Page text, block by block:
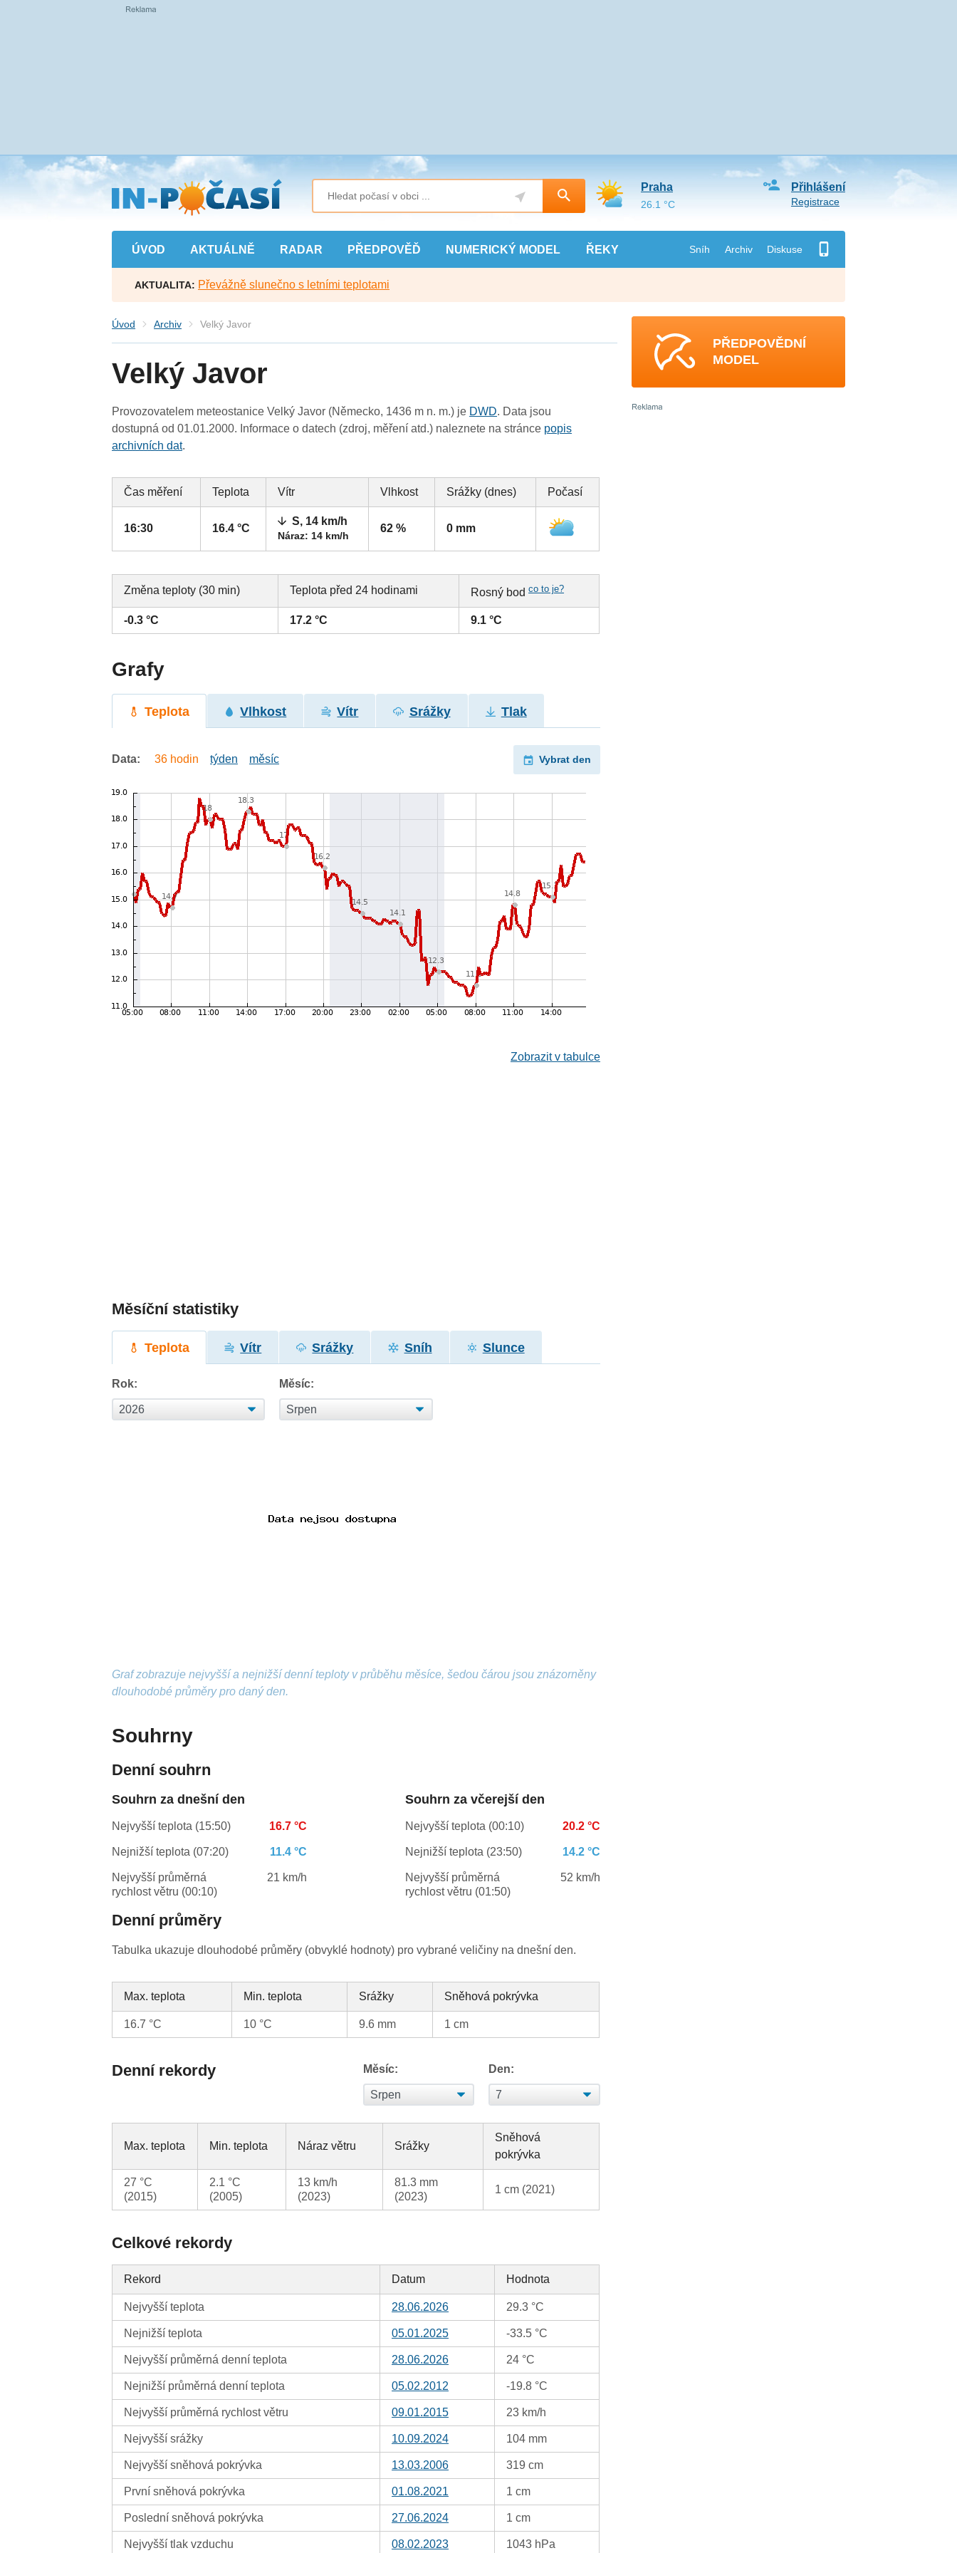
Přejít
na
hlavní
obsah
ÚVOD AKTUÁLNĚ RADAR PŘEDPOVĚĎ NUMERICKÝ MODEL ŘEKY Sníh Archiv Diskuse
Přihlášení
Registrace
Praha
26.1 °C
AKTUALITA: Převážně slunečno s letními teplotami
Úvod Archiv Velký Javor
Velký Javor
Provozovatelem meteostanice Velký Javor (Německo, 1436 m n. m.) je DWD. Data jsou
dostupná od 01.01.2000. Informace o datech (zdroj, měření atd.) naleznete na stránce popis
archivních dat.
Čas měření Teplota Vítr Vlhkost Srážky (dnes) Počasí
16:30 16.4 °C
S, 14 km/h
Náraz: 14 km/h
62 % 0 mm
Změna teploty (30 min) Teplota před 24 hodinami Rosný bodco to je?
-0.3 °C 17.2 °C 9.1 °C
Grafy
Teplota Vlhkost Vítr Srážky Tlak
Data: 36 hodin týden měsíc Vybrat den
Zobrazit v tabulce
Měsíční statistiky
Teplota Vítr Srážky Sníh Slunce
Rok: Měsíc:
Graf zobrazuje nejvyšší a nejnižší denní teploty v průběhu měsíce, šedou čárou jsou znázorněny
dlouhodobé průměry pro daný den.
Souhrny
Denní souhrn
Souhrn za dnešní den
Nejvyšší teplota (15:50) 16.7 °C
Nejnižší teplota (07:20) 11.4 °C
Nejvyšší průměrná
rychlost větru (00:10)
21 km/h
Souhrn za včerejší den
Nejvyšší teplota (00:10) 20.2 °C
Nejnižší teplota (23:50) 14.2 °C
Nejvyšší průměrná
rychlost větru (01:50)
52 km/h
Denní průměry
Tabulka ukazuje dlouhodobé průměry (obvyklé hodnoty) pro vybrané veličiny na dnešní den.
Max. teplota Min. teplota Srážky Sněhová pokrývka
16.7 °C 10 °C 9.6 mm 1 cm
Denní rekordy Měsíc: Den:
Max. teplota Min. teplota Náraz větru Srážky
Sněhová
pokrývka
27 °C
(2015)
2.1 °C
(2005)
13 km/h
(2023)
81.3 mm
(2023)
1 cm (2021)
Celkové rekordy
Rekord Datum Hodnota
Nejvyšší teplota 28.06.2026 29.3 °C
Nejnižší teplota 05.01.2025 -33.5 °C
Nejvyšší průměrná denní teplota 28.06.2026 24 °C
Nejnižší průměrná denní teplota 05.02.2012 -19.8 °C
Nejvyšší průměrná rychlost větru 09.01.2015 23 km/h
Nejvyšší srážky 10.09.2024 104 mm
Nejvyšší sněhová pokrývka 13.03.2006 319 cm
První sněhová pokrývka 01.08.2021 1 cm
Poslední sněhová pokrývka 27.06.2024 1 cm
Nejvyšší tlak vzduchu 08.02.2023 1043 hPa
PŘEDPOVĚDNÍ
MODEL